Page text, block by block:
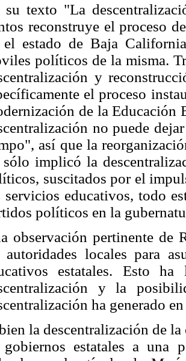
su texto "La
reconstruye el proceso
el estado de Baja
políticos de la misma.
y
el proceso
de la Educación
no puede
así que la
implicó la
suscitados por el
servicios educativos, todo
políticos en la
observación pertinente de
autoridades locales para
estatales. Esto
y la
ha generado
la descentralización de
gobiernos estatales a una